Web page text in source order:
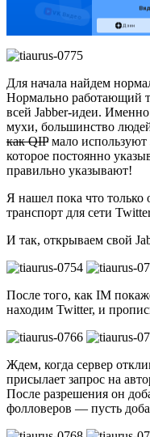
Для начала найдем
Нормально работающий
всей Jabber-идеи.
мухи, большинство
как QIPмало используют
которое постоянно
правильно указывают!
Я нашел пока что
транспорт для сети
И так, открываем свой
После того, как IM
находим Twitter, и
Ждем, когда сервер
присылает запрос на
После разрешения он
фолловеров — пусть